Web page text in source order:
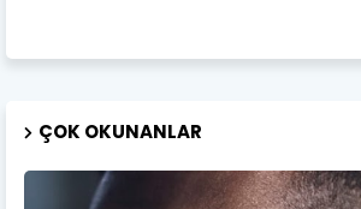
ÇOK OKUNANLAR